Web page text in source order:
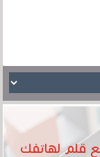
قلم لهاتفك